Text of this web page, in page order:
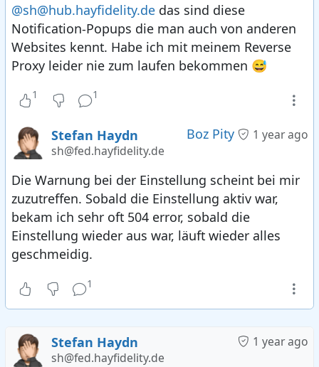
@sh@hub.hayfidelity.de das sind diese
Notification-Popups die man auch von anderen
Websites kennt. Habe ich mit meinem Reverse
Proxy leider nie zum laufen bekommen 😅
1 1
Boz Pity 1 year ago
Stefan Haydn
sh@fed.hayfidelity.de
Die Warnung bei der Einstellung scheint bei mir
zuzutreffen. Sobald die Einstellung aktiv war,
bekam ich sehr oft 504 error, sobald die
Einstellung wieder aus war, läuft wieder alles
geschmeidig.
1
1 year ago
Stefan Haydn
sh@fed.hayfidelity.de